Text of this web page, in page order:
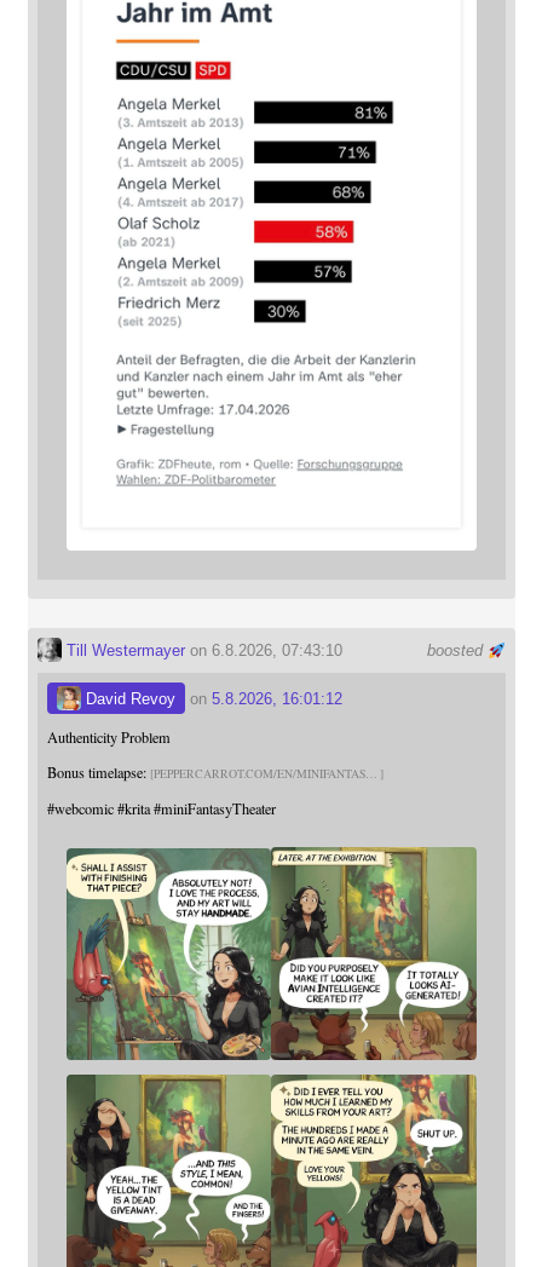
boosted
Till Westermayeron 6.8.2026, 07:43:10
David Revoy on 5.8.2026, 16:01:12
Authenticity Problem
Bonus timelapse: PEPPERCARROT.COM/EN/MINIFANTAS
#webcomic #krita #miniFantasyTheater